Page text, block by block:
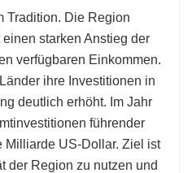
Tradition. Die Region
starken Anstieg der
verfügbaren Einkommen.
ihre Investitionen in
deutlich erhöht. Im Jahr
führender
Milliarde US-Dollar. Ziel ist
der Region zu nutzen und